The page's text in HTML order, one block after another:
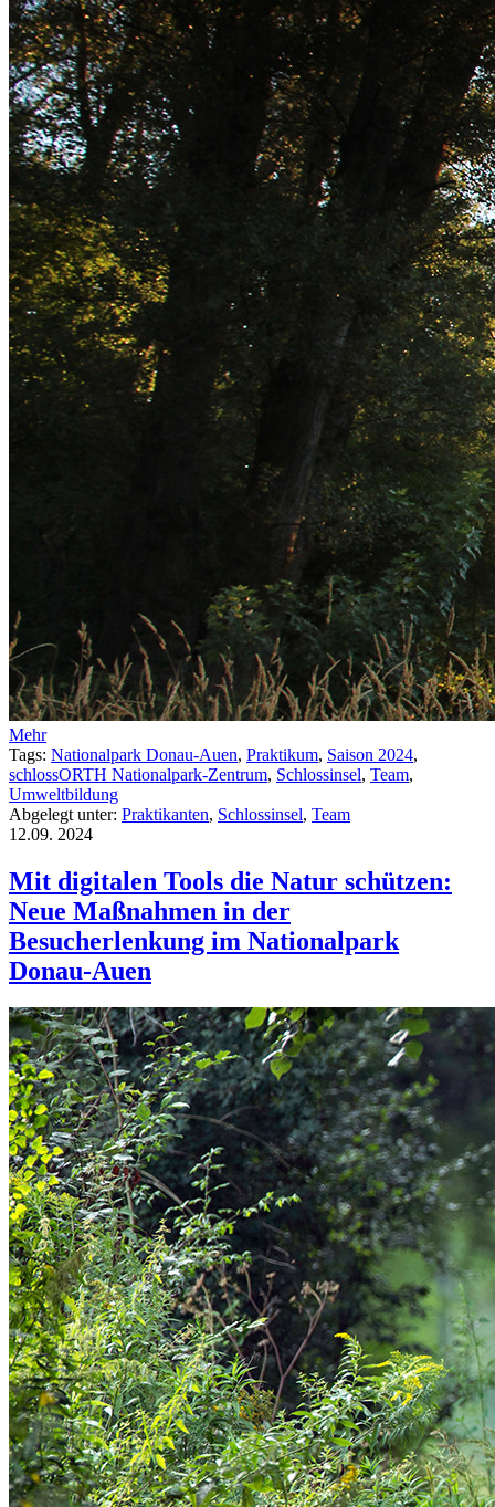
Mehr
Tags: Nationalpark Donau-Auen, Praktikum, Saison 2024,
schlossORTH Nationalpark-Zentrum, Schlossinsel, Team,
Umweltbildung
Abgelegt unter: Praktikanten, Schlossinsel, Team
12.09. 2024
Mit digitalen Tools die Natur schützen:
Neue Maßnahmen in der
Besucherlenkung im Nationalpark
Donau-Auen